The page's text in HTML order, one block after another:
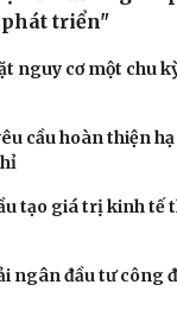
Giải trí
triển"
nguy cơ một chu
cầu hoàn thiện
tạo giá trị kinh tế
ngân đầu tư công